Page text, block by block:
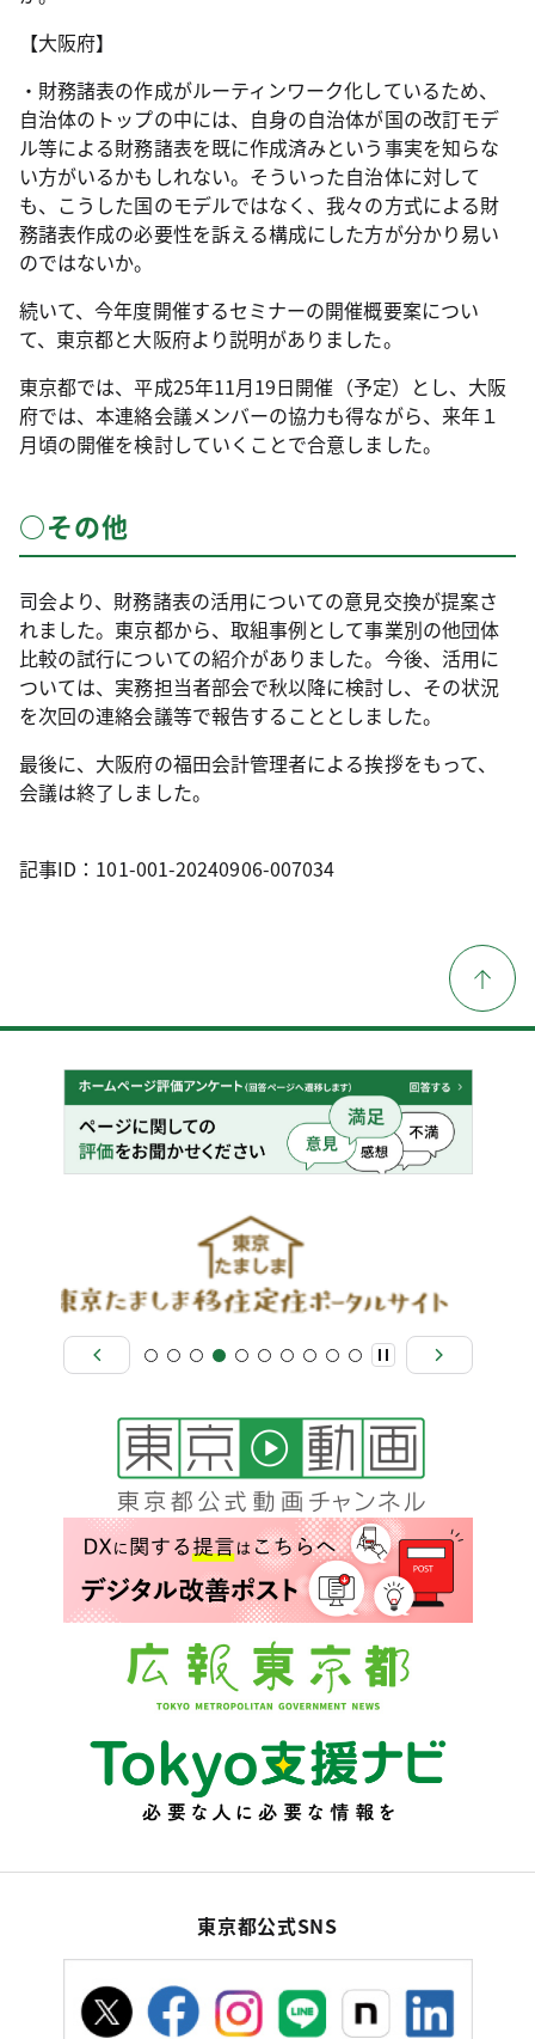
【大阪府】
・財務諸表の作成がルーティンワーク化しているため、
自治体のトップの中には、自身の自治体が国の改訂モデ
ル等による財務諸表を既に作成済みという事実を知らな
い方がいるかもしれない。そういった自治体に対して
も、こうした国のモデルではなく、我々の方式による財
務諸表作成の必要性を訴える構成にした方が分かり易い
のではないか。
続いて、今年度開催するセミナーの開催概要案につい
て、東京都と大阪府より説明がありました。
東京都では、平成25年11月19日開催（予定）とし、大阪
府では、本連絡会議メンバーの協力も得ながら、来年１
月頃の開催を検討していくことで合意しました。
○その他
司会より、財務諸表の活用についての意見交換が提案さ
れました。東京都から、取組事例として事業別の他団体
比較の試行についての紹介がありました。今後、活用に
ついては、実務担当者部会で秋以降に検討し、その状況
を次回の連絡会議等で報告することとしました。
最後に、大阪府の福田会計管理者による挨拶をもって、
会議は終了しました。
記事ID：101-001-20240906-007034
東京都公式SNS